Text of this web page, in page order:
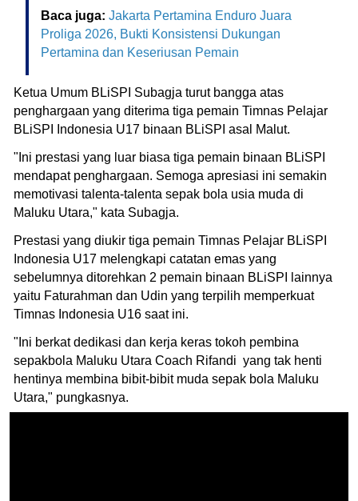
Baca juga: Jakarta Pertamina Enduro Juara
Proliga 2026, Bukti Konsistensi Dukungan
Pertamina dan Keseriusan Pemain
Ketua Umum BLiSPI Subagja turut bangga atas
penghargaan yang diterima tiga pemain Timnas Pelajar
BLiSPI Indonesia U17 binaan BLiSPI asal Malut.
"Ini prestasi yang luar biasa tiga pemain binaan BLiSPI
mendapat penghargaan. Semoga apresiasi ini semakin
memotivasi talenta-talenta sepak bola usia muda di
Maluku Utara," kata Subagja.
Prestasi yang diukir tiga pemain Timnas Pelajar BLiSPI
Indonesia U17 melengkapi catatan emas yang
sebelumnya ditorehkan 2 pemain binaan BLiSPI lainnya
yaitu Faturahman dan Udin yang terpilih memperkuat
Timnas Indonesia U16 saat ini.
"Ini berkat dedikasi dan kerja keras tokoh pembina
sepakbola Maluku Utara Coach Rifandi yang tak henti
hentinya membina bibit-bibit muda sepak bola Maluku
Utara," pungkasnya.